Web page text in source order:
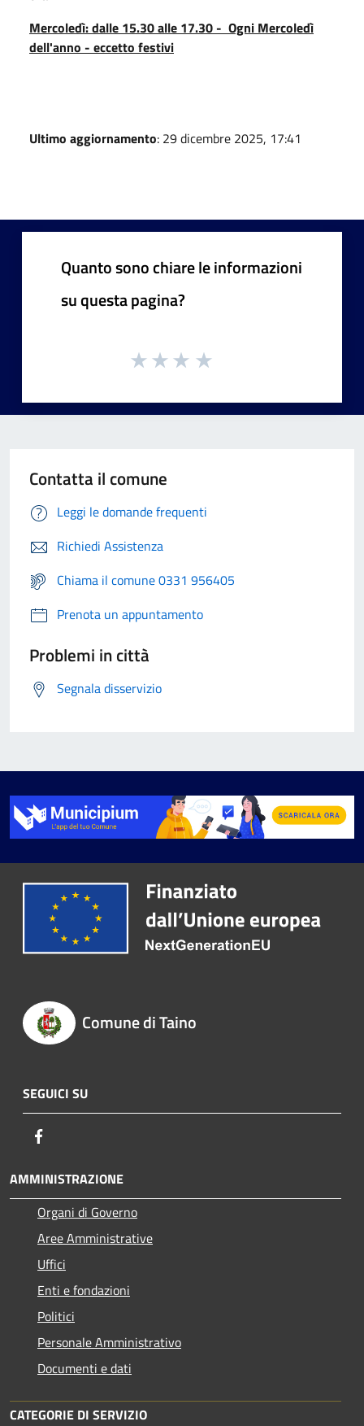
Mercoledì: dalle 15.30 alle 17.30 - Ogni Mercoledì
dell'anno - eccetto festivi
Ultimo aggiornamento: 29 dicembre 2025, 17:41
Quanto sono chiare le informazioni
su questa pagina?
Contatta il comune
Leggi le domande frequenti
Richiedi Assistenza
Chiama il comune 0331 956405
Prenota un appuntamento
Problemi in città
Segnala disservizio
Comune di Taino
SEGUICI SU
AMMINISTRAZIONE
Organi di Governo
Aree Amministrative
Uffici
Enti e fondazioni
Politici
Personale Amministrativo
Documenti e dati
CATEGORIE DI SERVIZIO